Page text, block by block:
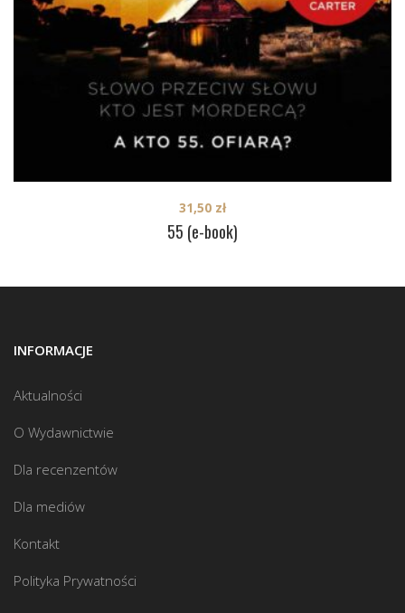
55 (e-book)
31,50 zł
INFORMACJE
Aktualności
O Wydawnictwie
Dla recenzentów
Dla mediów
Kontakt
Polityka Prywatności